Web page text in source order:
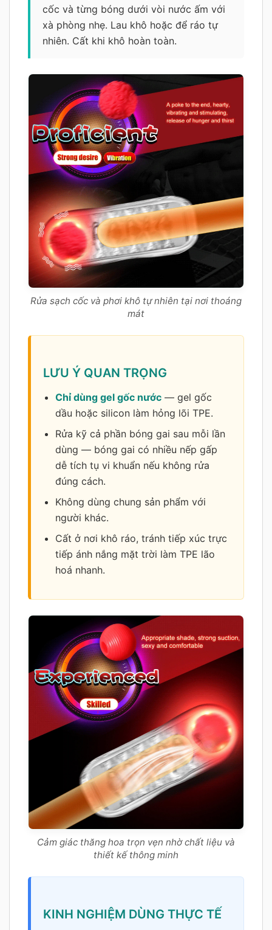
cốc và từng bóng dưới vòi nước ấm với
xà phòng nhẹ. Lau khô hoặc để ráo tự
nhiên. Cất khi khô hoàn toàn.
Rửa sạch cốc và phơi khô tự nhiên tại nơi thoáng
mát
LƯU Ý QUAN TRỌNG
Chỉ dùng gel gốc nước — gel gốc
dầu hoặc silicon làm hỏng lõi TPE.
Rửa kỹ cả phần bóng gai sau mỗi lần
dùng — bóng gai có nhiều nếp gấp
dễ tích tụ vi khuẩn nếu không rửa
đúng cách.
Không dùng chung sản phẩm với
người khác.
Cất ở nơi khô ráo, tránh tiếp xúc trực
tiếp ánh nắng mặt trời làm TPE lão
hoá nhanh.
Cảm giác thăng hoa trọn vẹn nhờ chất liệu và
thiết kế thông minh
KINH NGHIỆM DÙNG THỰC TẾ